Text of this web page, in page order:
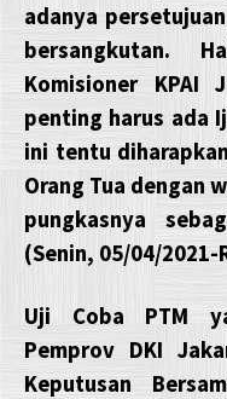
adanya
bersangkutan.
Komisioner KPAI
penting harus ada
ini tentu
Orang Tua dengan
pungkasnya
(Senin, 05/04/2021-
Uji Coba PTM
Pemprov DKI
Keputusan